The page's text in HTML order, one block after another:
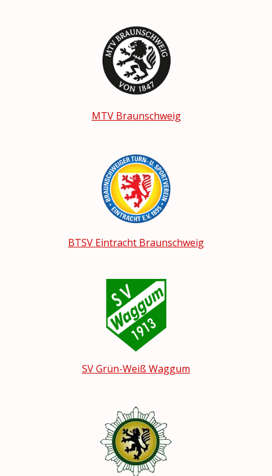
MTV Braunschweig
BTSV Eintracht Braunschweig
SV Grün-Weiß Waggum